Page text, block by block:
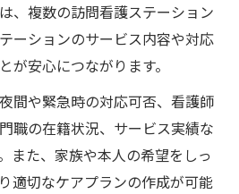
、複数の訪問看護ステーション
ーションのサービス内容や対応
が安心につながります。
間や緊急時の対応可否、看護師
職の在籍状況、サービス実績な
また、家族や本人の希望をしっ
適切なケアプランの作成が可能